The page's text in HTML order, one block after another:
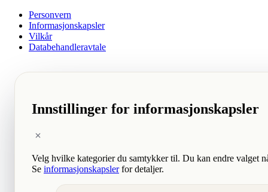
Personvern
Informasjonskapsler
Vilkår
Databehandleravtale
Innstillinger for informasjonskapsler
Velg hvilke kategorier du samtykker til. Du kan endre valget
Se informasjonskapslerfor detaljer.